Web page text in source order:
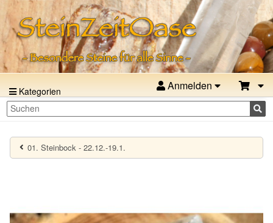
Kategorien Anmelden
01. Steinbock - 22.12.-19.1.